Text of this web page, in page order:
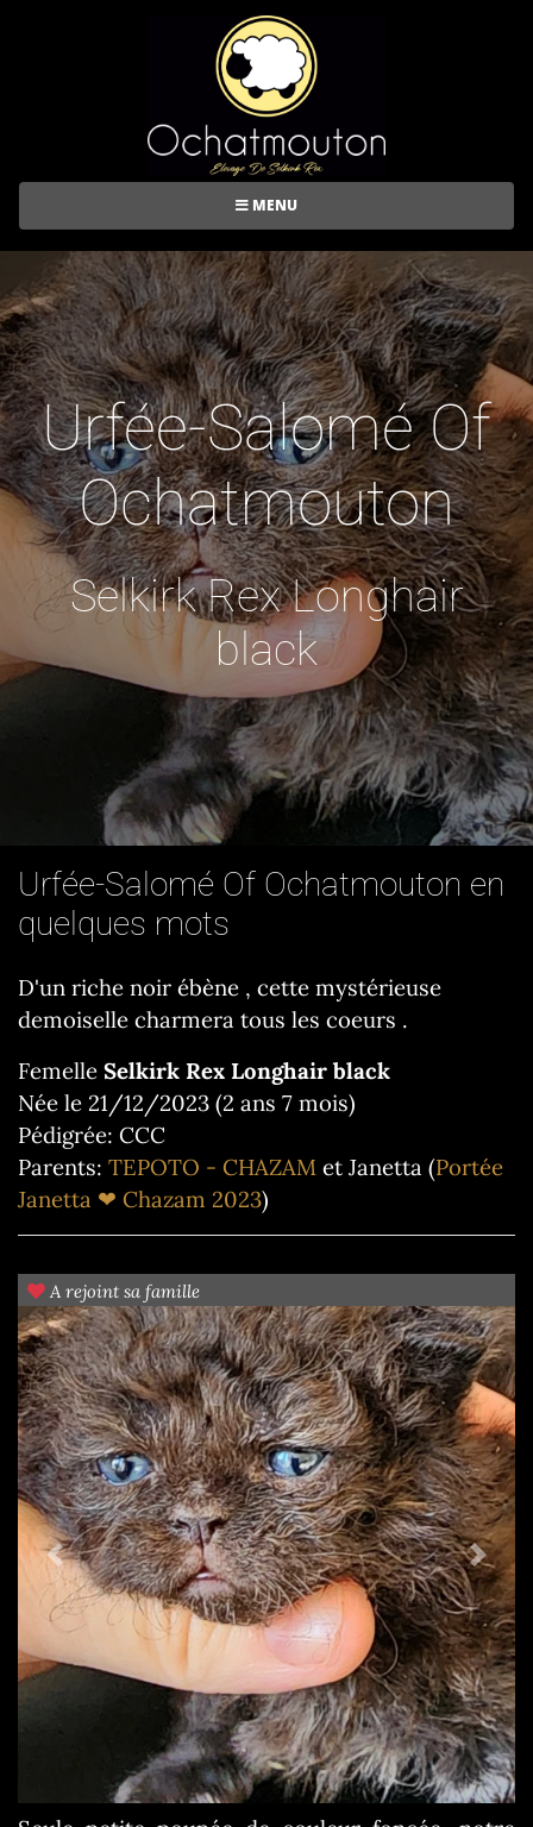
MENU
Urfée-Salomé Of
Ochatmouton
Selkirk Rex Longhair
black
A rejoint sa famille
Previous Next
Urfée-Salomé Of Ochatmouton en
quelques mots
D'un riche noir ébène , cette mystérieuse
demoiselle charmera tous les coeurs .
Femelle Selkirk Rex Longhair black
Née le 21/12/2023 (2 ans 7 mois)
Pédigrée: CCC
Parents: TEPOTO - CHAZAM et Janetta (Portée
Janetta ❤ Chazam 2023)